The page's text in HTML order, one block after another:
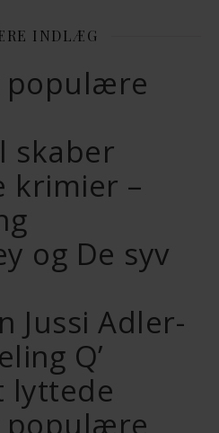
INDLÆG
populære
skaber
krimier –
og De syv
Jussi Adler-
Q’
lyttede
populære